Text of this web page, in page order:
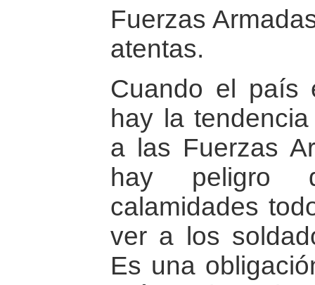
Fuerzas
atentas.
Cuando el país
hay la
a las Fuerzas
hay peligro
calamidades
ver a los
Es una